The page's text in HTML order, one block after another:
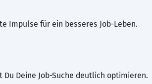
Impulse für ein besseres Job-Leben.
Deine Job-Suche deutlich optimieren.